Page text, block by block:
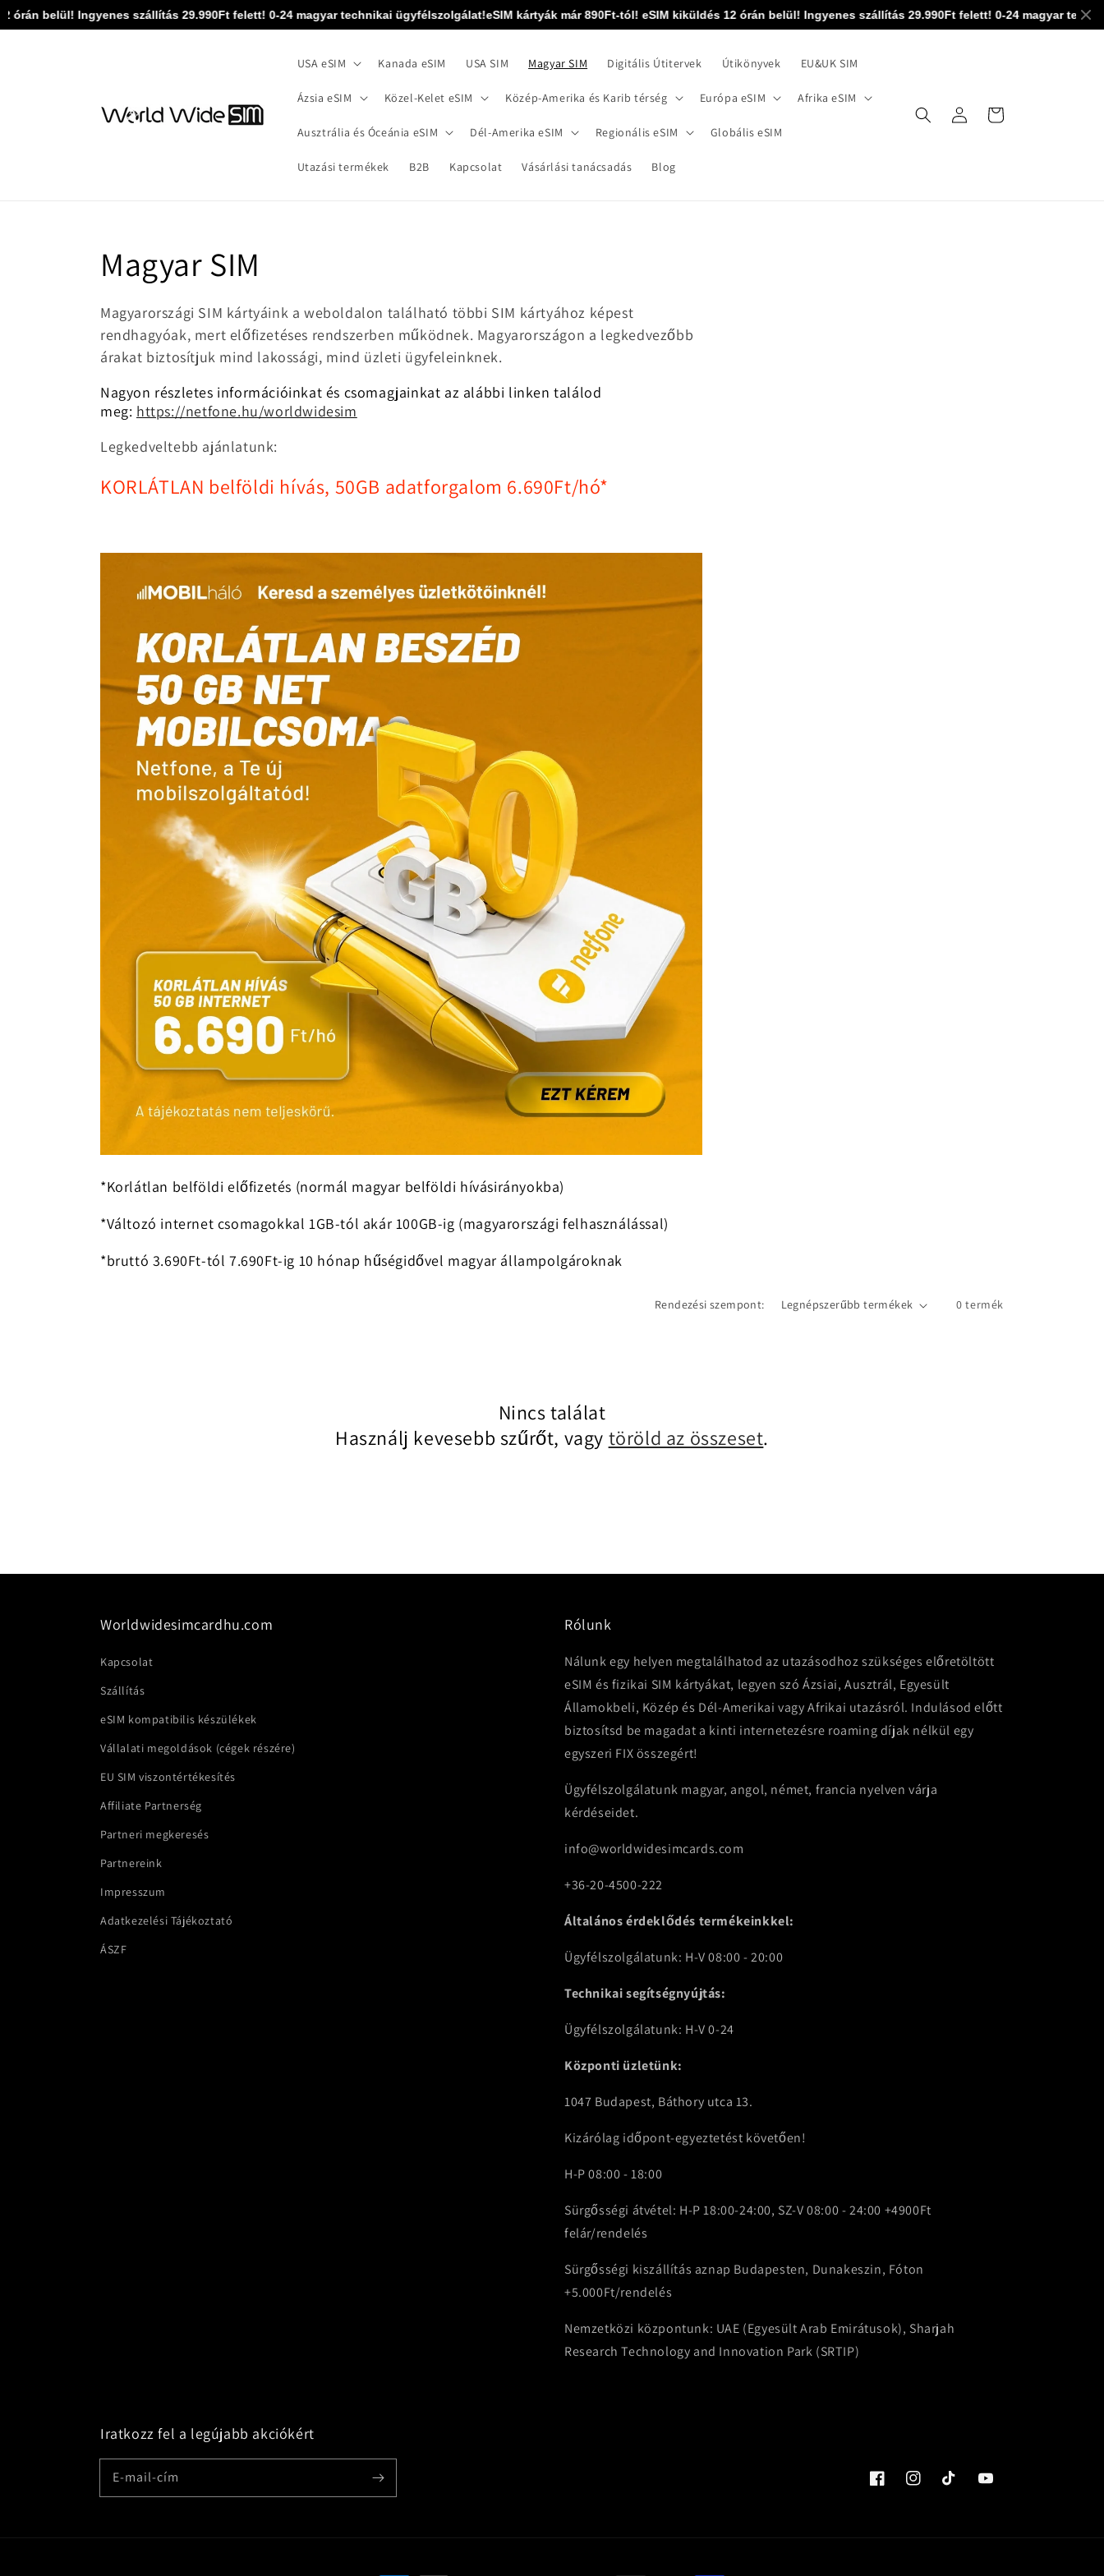
belül! Ingyenes szállítás 29.990Ft felett! 0-24 magyar technikai ügyfélszolgálat!eSIM kártyák már 890Ft-tól! eSIM kiküldés 12 órán belül! Ingyenes szállítás 29.990Ft felett! 0-24 magyar
Ugrás a
tartalomhoz
USA eSIM Kanada eSIM USA SIM Magyar SIM Digitális Útitervek Útikönyvek EU&UK SIM
Ázsia eSIM Közel-Kelet eSIM Közép-Amerika és Karib térség Európa eSIM Afrika eSIM
Ausztrália és Óceánia eSIM Dél-Amerika eSIM Regionális eSIM Globális eSIM
Utazási termékek B2B Kapcsolat Vásárlási tanácsadás Blog
BejelentkezésKosár
Kollekció:
Magyar SIM
Magyarországi SIM kártyáink a weboldalon található többi SIM kártyához képest
rendhagyóak, mert előfizetéses rendszerben működnek. Magyarországon a legkedvezőbb
árakat biztosítjuk mind lakossági, mind üzleti ügyfeleinknek.
Nagyon részletes információinkat és csomagjainkat az alábbi linken találod
meg: https://netfone.hu/worldwidesim
Legkedveltebb ajánlatunk:
KORLÁTLAN belföldi hívás, 50GB adatforgalom 6.690Ft/hó*
*Korlátlan belföldi előfizetés (normál magyar belföldi hívásirányokba)
*Változó internet csomagokkal 1GB-tól akár 100GB-ig (magyarországi felhasználással)
*bruttó 3.690Ft-tól 7.690Ft-ig 10 hónap hűségidővel magyar állampolgároknak
Rendezési szempont: 0 termék
Nincs találat
Használj kevesebb szűrőt, vagy töröld az összeset.
Worldwidesimcardhu.com
Kapcsolat
Szállítás
eSIM kompatibilis készülékek
Vállalati megoldások (cégek részére)
EU SIM viszontértékesítés
Affiliate Partnerség
Partneri megkeresés
Partnereink
Impresszum
Adatkezelési Tájékoztató
ÁSZF
Rólunk
Nálunk egy helyen megtalálhatod az utazásodhoz szükséges előretöltött
eSIM és fizikai SIM kártyákat, legyen szó Ázsiai, Ausztrál, Egyesült
Államokbeli, Közép és Dél-Amerikai vagy Afrikai utazásról. Indulásod előtt
biztosítsd be magadat a kinti internetezésre roaming díjak nélkül egy
egyszeri FIX összegért!
Ügyfélszolgálatunk magyar, angol, német, francia nyelven várja
kérdéseidet.
info@worldwidesimcards.com
+36-20-4500-222
Általános érdeklődés termékeinkkel:
Ügyfélszolgálatunk: H-V 08:00 - 20:00
Technikai segítségnyújtás:
Ügyfélszolgálatunk: H-V 0-24
Központi üzletünk:
1047 Budapest, Báthory utca 13.
Kizárólag időpont-egyeztetést követően!
H-P 08:00 - 18:00
Sürgősségi átvétel: H-P 18:00-24:00, SZ-V 08:00 - 24:00 +4900Ft
felár/rendelés
Sürgősségi kiszállítás aznap Budapesten, Dunakeszin, Fóton
+5.000Ft/rendelés
Nemzetközi központunk: UAE (Egyesült Arab Emirátusok), Sharjah
Research Technology and Innovation Park (SRTIP)
Iratkozz fel a legújabb akciókért
E-mail-cím
FacebookInstagramTikTok YouTube